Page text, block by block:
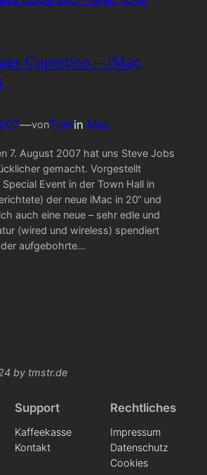
Cupertino – iMac,
—vonTomin Mac
7. August 2007 hat uns Steve Jobs
gemacht. Vorgestellt
Event in der Town Hall in
der neue iMac in 20“ und
auch eine neue – sehr edle und
(wired und wireless) spendiert
aufgebohrte…
by tmstr.de
Support
Kaffeekasse
Kontakt
Rechtliches
Impressum
Datenschutz
Cookies